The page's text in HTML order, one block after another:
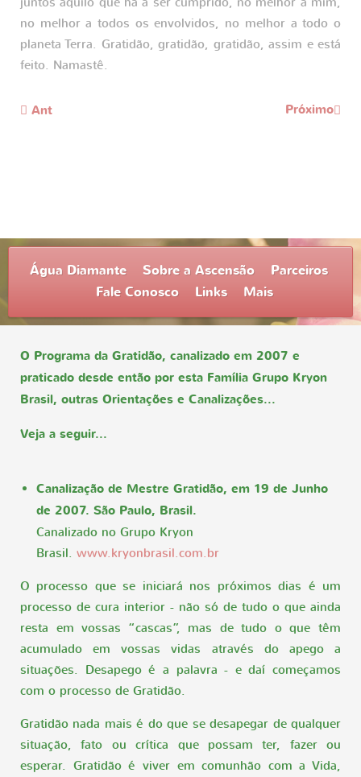
no melhor a todos os envolvidos, no melhor a todo o
planeta Terra. Gratidão, gratidão, gratidão, assim e está
feito. Namastê.
Ant Próximo
Água Diamante Sobre a Ascensão
Parceiros
Fale Conosco
Links Mais
O Programa da Gratidão, canalizado em 2007 e
praticado desde então por esta Família Grupo Kryon
Brasil, outras Orientações e Canalizações...
Veja a seguir...
Canalização de Mestre Gratidão, em 19 de Junho
de 2007. São Paulo, Brasil.
Canalizado no Grupo Kryon
Brasil. www.kryonbrasil.com.br
O processo que se iniciará nos próximos dias é um
processo de cura interior - não só de tudo o que ainda
resta em vossas “cascas”, mas de tudo o que têm
acumulado em vossas vidas através do apego a
situações. Desapego é a palavra - e daí começamos
com o processo de Gratidão.
Gratidão nada mais é do que se desapegar de qualquer
situação, fato ou crítica que possam ter, fazer ou
esperar. Gratidão é viver em comunhão com a Vida,